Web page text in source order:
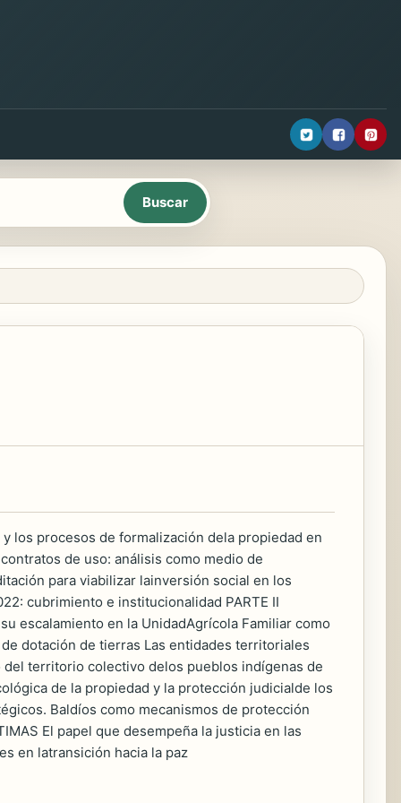
y los procesos de formalización dela propiedad en
de uso: análisis como medio de
para viabilizar lainversión social en los
cubrimiento e institucionalidad PARTE II
su escalamiento en la UnidadAgrícola Familiar como
dotación de tierras Las entidades territoriales
territorio colectivo delos pueblos indígenas de
de la propiedad y la protección judicialde los
Baldíos como mecanismos de protección
El papel que desempeña la justicia en las
en latransición hacia la paz